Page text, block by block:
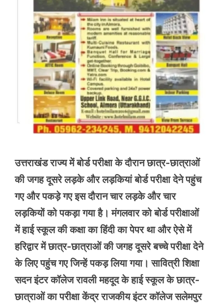
उत्तराखंड राज्य में बोर्ड परीक्षा के दौरान छात्र-छात्राओं
की जगह दूसरे लड़के और लड़कियां बोर्ड परीक्षा देने पहुंच
गए और पकड़े गए इस दौरान चार लड़के और चार
लड़कियों को पकड़ा गया है। मंगलवार को बोर्ड परीक्षाओं
में हाई स्कूल की कक्षा का हिंदी का पेपर था और ऐसे में
हरिद्वार में छात्र-छात्राओं की जगह दूसरे बच्चे परीक्षा देने
के लिए पहुंच गए जिन्हें पकड़ लिया गया। सावित्री शिक्षा
सदन इंटर कॉलेज रावली महदूद के हाई स्कूल के छात्र-
छात्राओं का परीक्षा केंद्र राजकीय इंटर कॉलेज सलेमपुर